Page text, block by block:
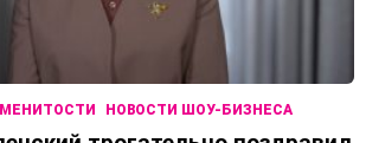
НОВОСТИ ШОУ-БИЗНЕСА